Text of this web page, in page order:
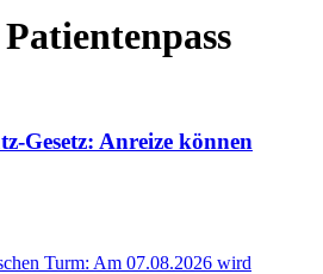
Gesetz: Anreize können